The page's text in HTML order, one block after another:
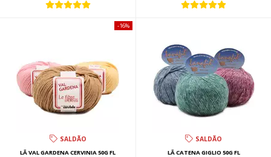
SALDÃO
LÃ VAL GARDENA CERVINIA 50G FL
16%
SALDÃO
LÃ CATENA GIGLIO 50G FL